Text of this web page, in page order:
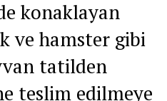
konaklayan
ve hamster gibi
tatilden
teslim edilmeye